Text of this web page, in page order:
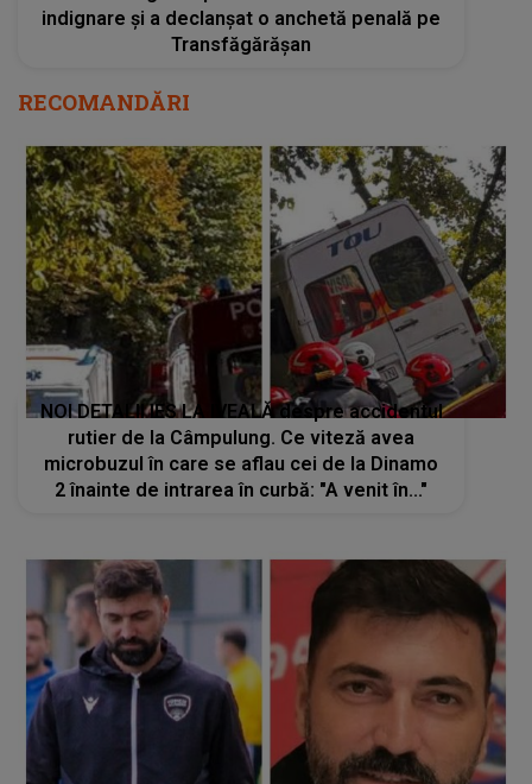
indignare și a declanșat o anchetă penală pe
Transfăgărășan
RECOMANDĂRI
NOI DETALII IES LA IVEALĂ despre accidentul
rutier de la Câmpulung. Ce viteză avea
microbuzul în care se aflau cei de la Dinamo
2 înainte de intrarea în curbă: "A venit în..."